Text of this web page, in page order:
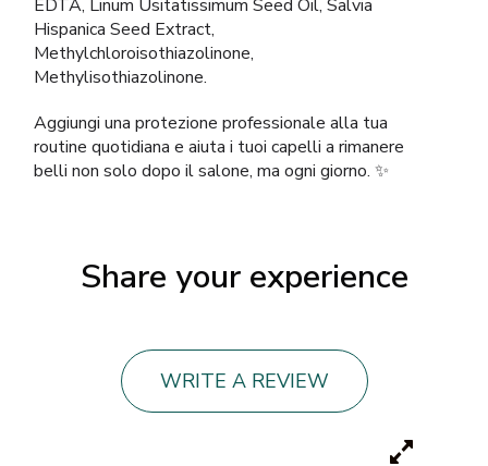
EDTA, Linum Usitatissimum Seed Oil, Salvia
Hispanica Seed Extract,
Methylchloroisothiazolinone,
Methylisothiazolinone.
Aggiungi una protezione professionale alla tua
routine quotidiana e aiuta i tuoi capelli a rimanere
belli non solo dopo il salone, ma ogni giorno. ✨
Share your experience
WRITE A REVIEW